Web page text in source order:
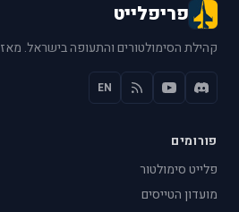
פריפלייט
קהילת הסימולטורים והתעופה בישראל. מאז 2005.
EN
פורומים
פלייט סימולטור
מועדון הטייסים